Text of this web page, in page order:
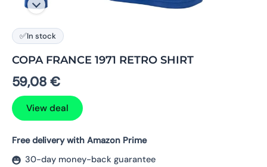
✅In stock
COPA FRANCE 1971 RETRO SHIRT
59,08 €
View deal
Free delivery with Amazon Prime
30-day money-back guarantee